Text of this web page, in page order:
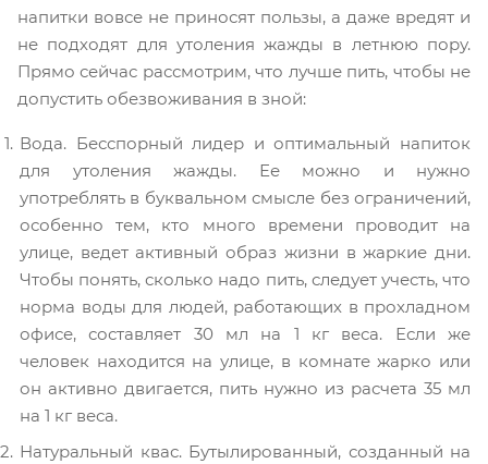
напитки вовсе не приносят пользы, а даже вредят и
не подходят для утоления жажды в летнюю пору.
Прямо сейчас рассмотрим, что лучше пить, чтобы не
допустить обезвоживания в зной:
Вода. Бесспорный лидер и оптимальный напиток
для утоления жажды. Ее можно и нужно
употреблять в буквальном смысле без ограничений,
особенно тем, кто много времени проводит на
улице, ведет активный образ жизни в жаркие дни.
Чтобы понять, сколько надо пить, следует учесть, что
норма воды для людей, работающих в прохладном
офисе, составляет 30 мл на 1 кг веса. Если же
человек находится на улице, в комнате жарко или
он активно двигается, пить нужно из расчета 35 мл
на 1 кг веса.
Натуральный квас. Бутылированный, созданный на